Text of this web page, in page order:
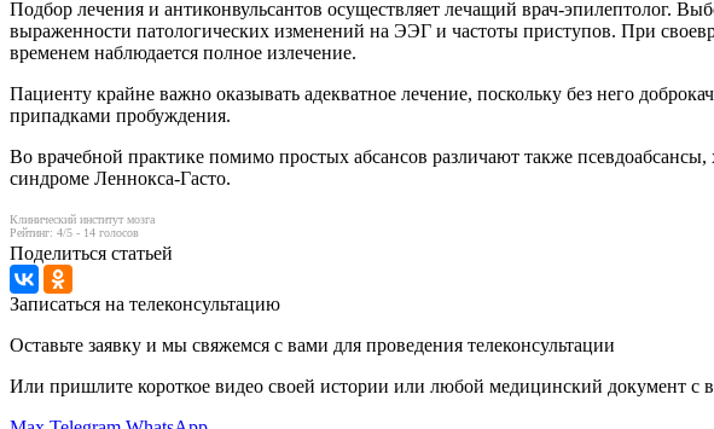
Подбор лечения и антиконвульсантов осуществляет лечащий врач-эпилептолог.
выраженности патологических изменений на ЭЭГ и частоты приступов. При
временем наблюдается полное излечение.
Пациенту крайне важно оказывать адекватное лечение, поскольку без него
припадками пробуждения.
Во врачебной практике помимо простых абсансов различают также
синдроме Леннокса-Гасто.
Клинический институт мозга
Рейтинг: 4/5 - 14 голосов
Поделиться статьей
Записаться на телеконсультацию
Оставьте заявку и мы свяжемся с вами для проведения телеконсультации
Или пришлите короткое видео своей истории или любой медицинский документ с